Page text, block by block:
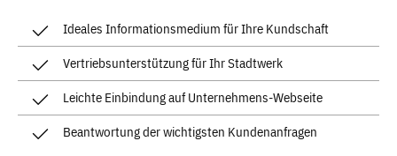
Ideales Informationsmedium für Ihre Kundschaft
Vertriebsunterstützung für Ihr Stadtwerk
Leichte Einbindung auf Unternehmens-Webseite
Beantwortung der wichtigsten Kundenanfragen